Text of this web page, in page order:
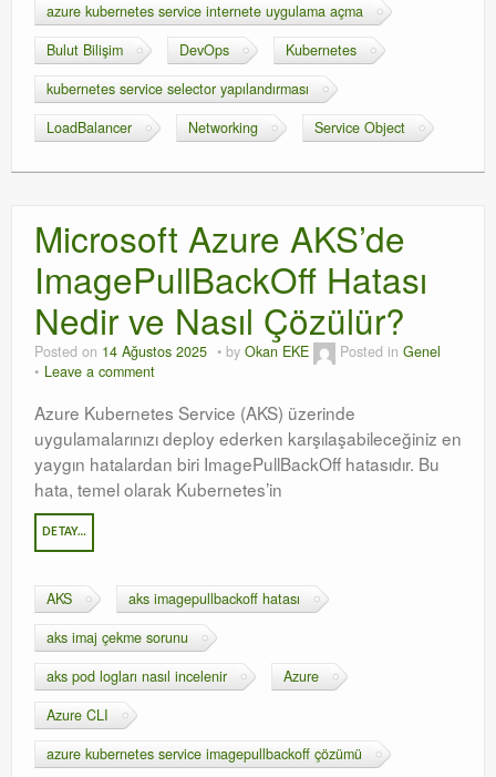
azure kubernetes service internete uygulama açma
Bulut Bilişim
DevOps
Kubernetes
kubernetes service selector yapılandırması
LoadBalancer
Networking Service Object
Microsoft Azure AKS’de
ImagePullBackOff Hatası
Nedir ve Nasıl Çözülür?
Posted on 14 Ağustos 2025 by Okan EKE Posted in Genel
Leave a comment
Azure Kubernetes Service (AKS) üzerinde
uygulamalarınızı deploy ederken karşılaşabileceğiniz en
yaygın hatalardan biri ImagePullBackOff hatasıdır. Bu
hata, temel olarak Kubernetes’in
DETAY…
AKS
aks imagepullbackoff hatası
aks imaj çekme sorunu
aks pod logları nasıl incelenir
Azure
Azure CLI
azure kubernetes service imagepullbackoff çözümü